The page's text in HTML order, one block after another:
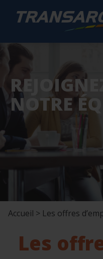
REJOIGNEZ
NOTRE
Accueil > Les offres
Les